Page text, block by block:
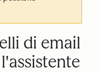
di email